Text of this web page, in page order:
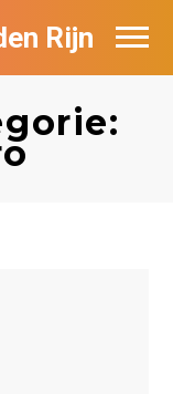
Rijn